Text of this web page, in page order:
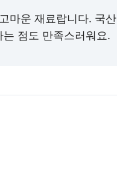
마운 재료랍니다. 국산
점도 만족스러워요.